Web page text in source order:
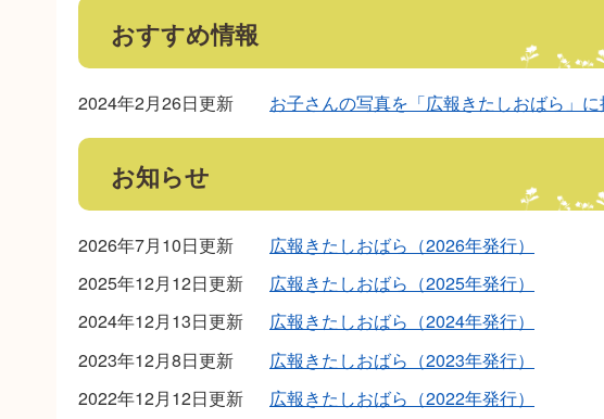
おすすめ情報
2024年2月26日更新 お子さんの写真を「広報きたしおばら」
お知らせ
2026年7月10日更新
広報きたしおばら（2026年発行）
2025年12月12日更新
広報きたしおばら（2025年発行）
2024年12月13日更新
広報きたしおばら（2024年発行）
2023年12月8日更新
広報きたしおばら（2023年発行）
2022年12月12日更新
広報きたしおばら（2022年発行）